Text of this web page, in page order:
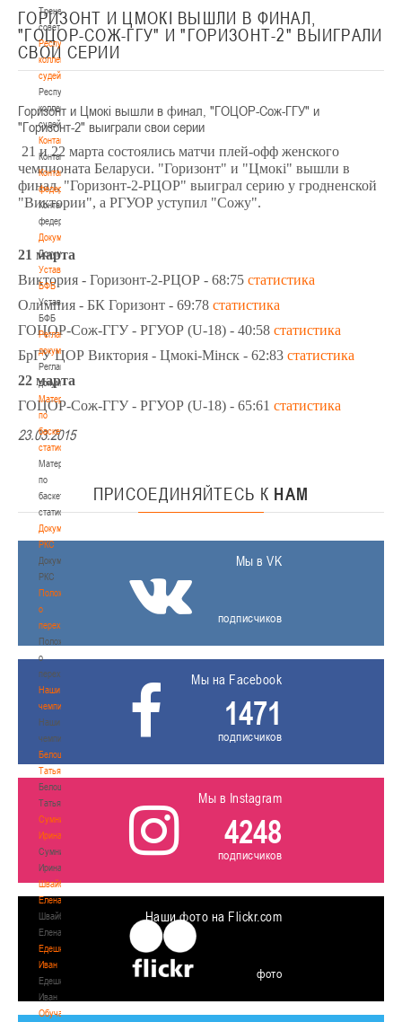
Тренерский
совет
Республиканская
коллегия
судей
Республиканская
коллегия
судей
Контакты
Контакты
Контакты
федерации
Контакты
федерации
Документы
Документы
Устав
БФБ
Устав
БФБ
Регламентирующие
документы
Регламентирующие
документы
Материалы
по
баскетбольной
статистике
Материалы
по
баскетбольной
статистике
Документы
РКС
Документы
РКС
Положение
о
переходах
Положение
о
переходах
Наши
чемпионы
Наши
чемпионы
Белошапко
Татьяна
Белошапко
Татьяна
Сумникова
Ирина
Сумникова
Ирина
Швайбович
Елена
Швайбович
Елена
Едешко
Иван
Едешко
Иван
Обучающие
ГОРИЗОНТ И ЦМОКI ВЫШЛИ В ФИНАЛ,
"ГОЦОР-СОЖ-ГГУ" И "ГОРИЗОНТ-2" ВЫИГРАЛИ
СВОИ СЕРИИ
Горизонт и Цмокi вышли в финал, "ГОЦОР-Сож-ГГУ" и
"Горизонт-2" выиграли свои серии
21 и 22 марта состоялись матчи плей-офф женского
чемпионата Беларуси. "Горизонт" и "Цмокi" вышли в
финал, "Горизонт-2-РЦОР" выиграл серию у гродненской
"Виктории", а РГУОР уступил "Сожу".
21 марта
Виктория - Горизонт-2-РЦОР - 68:75 статистика
Олимпия - БК Горизонт - 69:78 статистика
ГОЦОР-Сож-ГГУ - РГУОР (U-18) - 40:58 статистика
БрГУ ЦОР Виктория - Цмокi-Мiнск - 62:83 статистика
22 марта
ГОЦОР-Сож-ГГУ - РГУОР (U-18) - 65:61 статистика
23.03.2015
ПРИСОЕДИНЯЙТЕСЬ К НАМ
Мы в VK
подписчиков
Мы на Facebook
1471
подписчиков
Мы в Instagram
4248
подписчиков
Наши фото на Flickr.com
фото